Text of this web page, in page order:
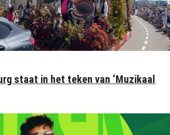
staat in het teken van ‘Muzikaal